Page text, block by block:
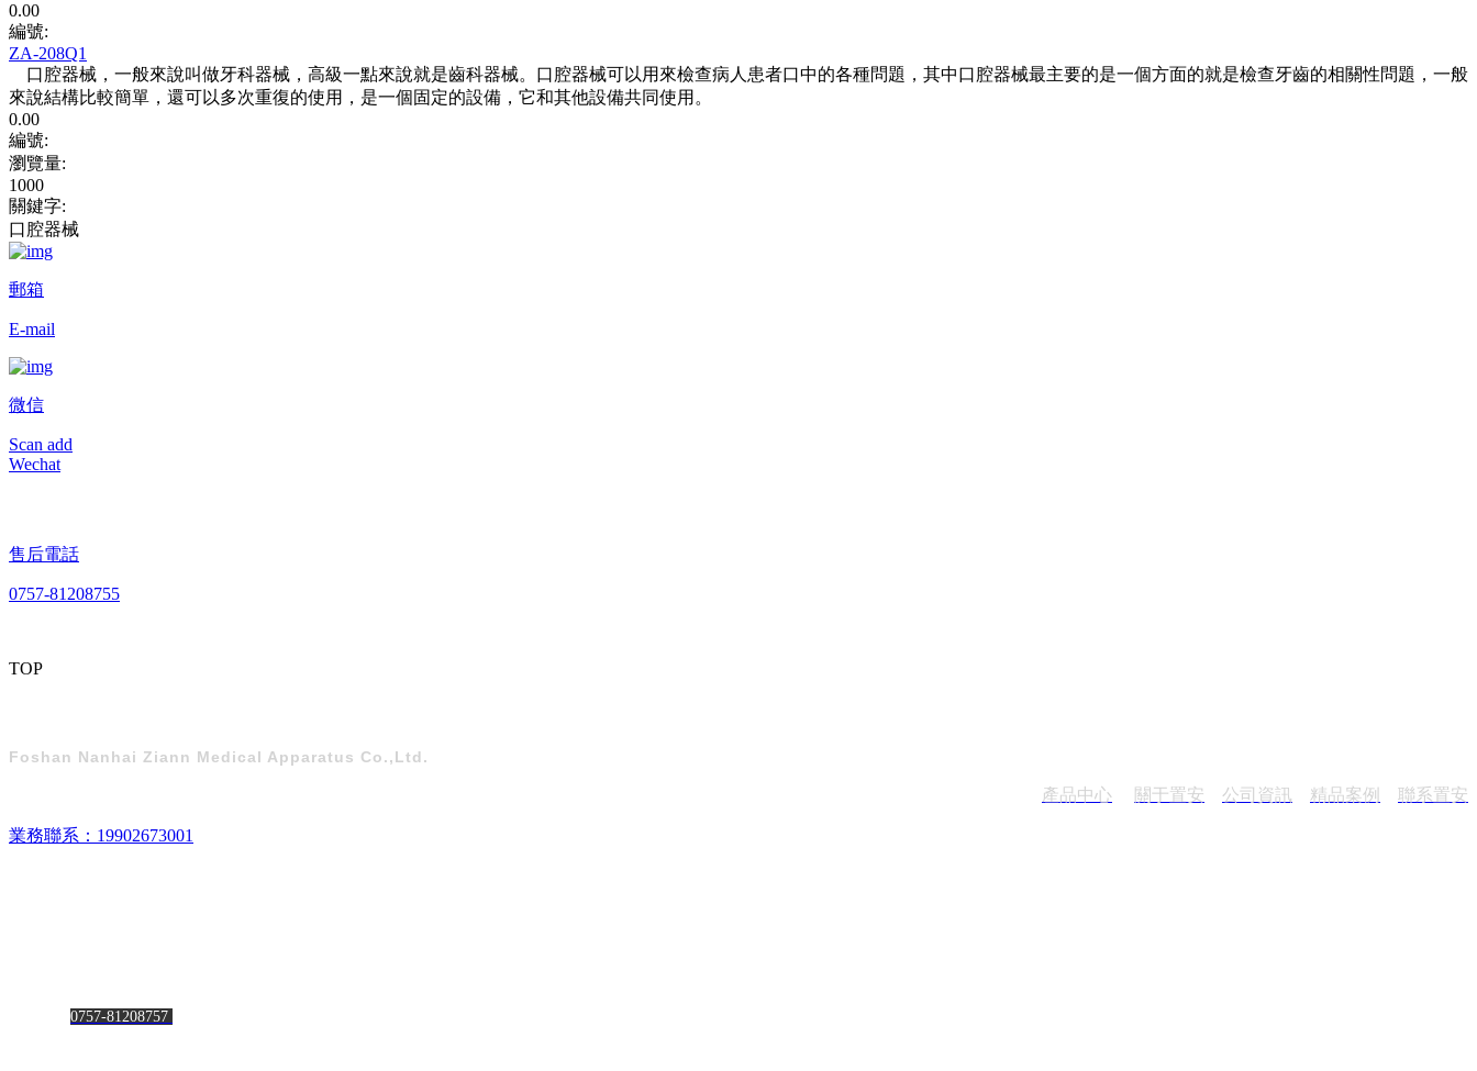
0.00
編號:
ZA-208Q1
口腔器械，一般來說叫做牙科器械，高級一點來說就是齒科器械。口腔器械可以用來檢查病人患者口中的各種問題，其中口腔器械最主要的是一個方面的就是檢查牙齒的相關性問題，一般
來說結構比較簡單，還可以多次重復的使用，是一個固定的設備，它和其他設備共同使用。
0.00
編號:
瀏覽量:
1000
關鍵字:
口腔器械
郵箱
E-mail
微信
Scan add
Wechat
售后電話
0757-81208755
TOP
Foshan Nanhai Ziann Medical Apparatus Co.,Ltd.
產品中心 關于置安 公司資訊 精品案例 聯系置安
業務聯系：19902673001
0757-81208757